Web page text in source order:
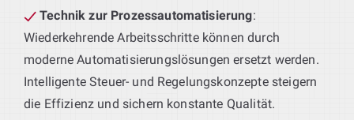
Technik zur Prozessautomatisierung:
Wiederkehrende Arbeitsschritte können durch
moderne Automatisierungslösungen ersetzt werden.
Intelligente Steuer- und Regelungskonzepte steigern
die Effizienz und sichern konstante Qualität.